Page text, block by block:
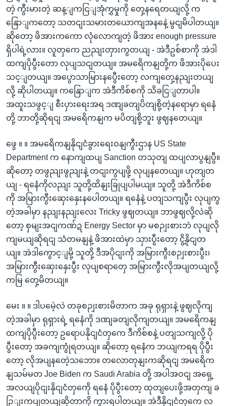
တဲ့ ကွီးမားတဲ့ ဆန့ျကငြျအုံကွှမှုကို တှေ့နရေတယျလို့ က
နြောျကတော့ သတငျးသမားတယောကျအနနေဲ့ မွငျမိပါတယျ။
ဆိုတော့ ဖိအားကကော လုံလောကျတဲ့ ဖိအား enough pressure
ရှိပါရဲ့လား။ လူတှကေ ညညျးတှားကွတယျ - အဲဒီဥစ်စာကို အဲဒါ
ထကျပိုပွီးတော လုပျသငျတယျ။ အမရေိကနျတို့က ဖိအားပိုပေး
သင့ျတယျ။ အပွောသာမြားနပွေီးတော့ လကျတှေ့နညျးတယျ
လို့ ဆိုပါတယျ။ ကနြောျက အဲဒီကိစ်စကို သိခငြျတာပါ။
အထူးသဖွင့ျ စီးပှားရေးအရ ဒဏျခတျပိတျစို့တဲ့နရောမှာ ရနေံ
တို့ ဘာတို့ဆိုရငျ အမရေိကနျက မပိတျစို့ဘူး ဖွဈနတေယျ။
ဖွေ ။ ။ အမရေိကနျနိုငျငံခွားရေးဝနျကွီးဌာန US State
Department က နောကျထပျ Sanction တသုတျ ထပျလာပွနျပွီ။
ဆိုတော့ တဖွညျးဖွညျးနဲ့ တငျးကွပျဖို့ လုပျနတေယျ။ ဟုတျတ
ယျ - ရနေံကိုလညျး သူတို့ထိနျးခြုပျပါမယျ။ သူတို့ အဲဒီကိစ်စ
ကို အမြားကွီးဆှေးနှေးနပေါတယျ။ ရနေံနဲ့ ပတျသကျပွီး လုပျကွ
တဲ့အခါမှာ နညျးနညျးလေး Tricky ဖွဈတယျ။ ဘာဖွဈလို့လဲဆို
တော့ စှမျးအငျကဏ်ဍ Energy Sector မှာ မစဉျးစားဘဲ လုပျလို
ကျမယျဆိုရငျ သံတမနျနဲ့ ဖိအားထဲမှာ သှားပွီးတော့ ငွိ့နိုငျတ
ယျ။ အဲဒါကွောင့ျမို့ သူတို့ ဒီအပိုငျးကို အမြားကွီးစဉျးစားပွီး၊
အမြားကွီးဆှေးနှေးပွီး လုပျစရာတှေ အမြားကွီးလိုအပျတယျလို့
ကမြ တှေ့မိတယျ။
မေး ။ ။ ဒါပမေဲ့လဲ တခုစဉျးစားမိတာက အခု ရုရှားနဲ့ ဖွဈလိုကျ
တဲ့အခါမှာ ရုရှားရဲ့ ရနေံကို ဒဏျခတျလိုကျတယျ။ အမရေိကနျ
ထကျပိုပွီးတော့ ဥရောပနိုငျငံတှကေ ဒီကိစ်စနဲ့ ပတျသကျလို့ ပို
ပွီးတော့ အခကျကွုံရတယျ။ ဆိုတော့ ရနေံက ဘယျကရရ ပိုပွီး
တော့ လိုအပျနတေဲ့သဘော။ တလောတုနျးကဆိုရငျ အမရေိက
နျသမ်မတ Joe Biden က Saudi Arabia တို့ အပါအဝငျ အရှေ့
အလယျပိုငျးနိုငျငံတှကေို ရနေံ ပိုပွီးတော့ ထုတျပေးဖို့အတှကျ ခ
ဉြျးကပျတယျဆိုတာကို ကွားရပါတယျ။ အဲဒီနိုငျငံတှကေ လ